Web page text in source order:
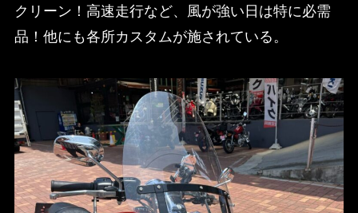
クリーン！高速走行など、風が強い日は特に必需
品！他にも各所カスタムが施されている。